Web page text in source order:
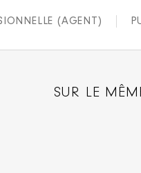
(AGENT)
SUR LE